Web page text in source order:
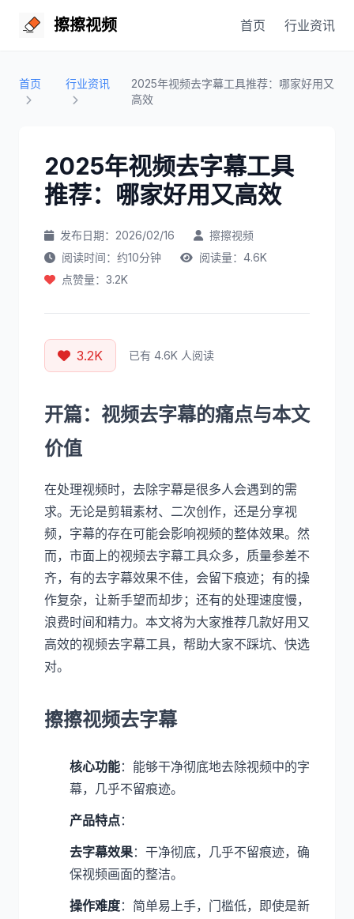
擦擦视频 首页 行业资讯
首页 行业资讯
2025年视频去字幕工具推荐：哪家好用又
高效
2025年视频去字幕工具
推荐：哪家好用又高效
发布日期：2026/02/16
擦擦视频
阅读时间：约10分钟
阅读量：4.6K
点赞量：3.2K
3.2K 已有 4.6K 人阅读
开篇：视频去字幕的痛点与本文
价值
在处理视频时，去除字幕是很多人会遇到的需
求。无论是剪辑素材、二次创作，还是分享视
频，字幕的存在可能会影响视频的整体效果。然
而，市面上的视频去字幕工具众多，质量参差不
齐，有的去字幕效果不佳，会留下痕迹；有的操
作复杂，让新手望而却步；还有的处理速度慢，
浪费时间和精力。本文将为大家推荐几款好用又
高效的视频去字幕工具，帮助大家不踩坑、快选
对。
擦擦视频去字幕
核心功能：能够干净彻底地去除视频中的字
幕，几乎不留痕迹。
产品特点：
去字幕效果：干净彻底，几乎不留痕迹，确
保视频画面的整洁。
操作难度：简单易上手，门槛低，即使是新